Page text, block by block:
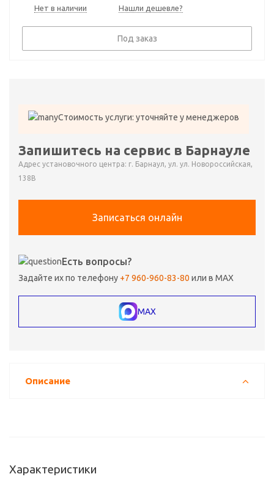
W213/S213/C238/A238 рестайлинг (2020—2025)
Нет в наличии Нашли дешевле?
Под заказ
Стоимость услуги: уточняйте у менеджеров
Запишитесь на сервис в Барнауле
Адрес установочного центра: г. Барнаул, ул. ул. Новороссийская,
138В
Записаться онлайн
Есть вопросы?
Задайте их по телефону +7 960-960-83-80 или в MAX
MAX
Описание
Характеристики